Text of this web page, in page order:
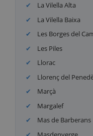
La Vilella Alta
La Vilella Baixa
Les Borges del
Les Piles
Llorac
Llorenç del
Marçà
Margalef
Mas de Barberans